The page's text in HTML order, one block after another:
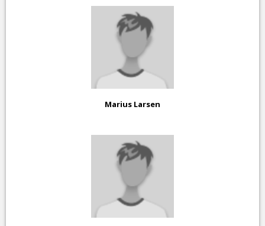
Marius Larsen